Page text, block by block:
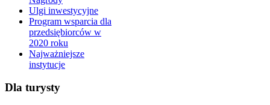
Ulgi inwestycyjne
Program wsparcia dla
przedsiębiorców w
2020 roku
Najważniejsze
instytucje
Dla turysty